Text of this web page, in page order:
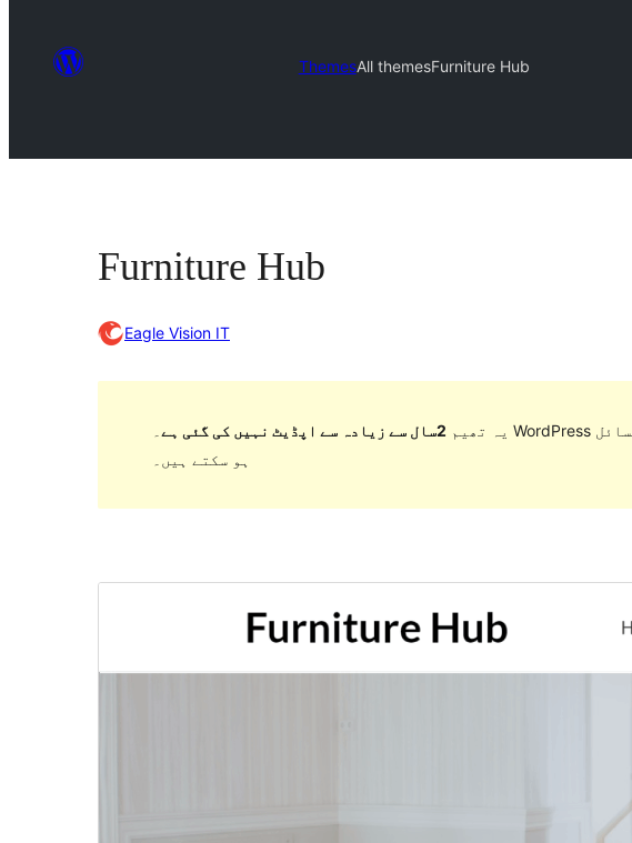
ThemesAll themesFurniture Hub
Furniture Hub
Eagle Vision IT
یہ تھیم 2سال سے زیادہ سے اپڈیٹ نہیں کی گئی ہے
ہو سکتے ہیں۔